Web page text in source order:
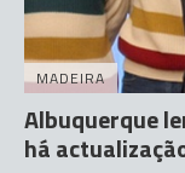
MADEIRA
Albuquerque
há